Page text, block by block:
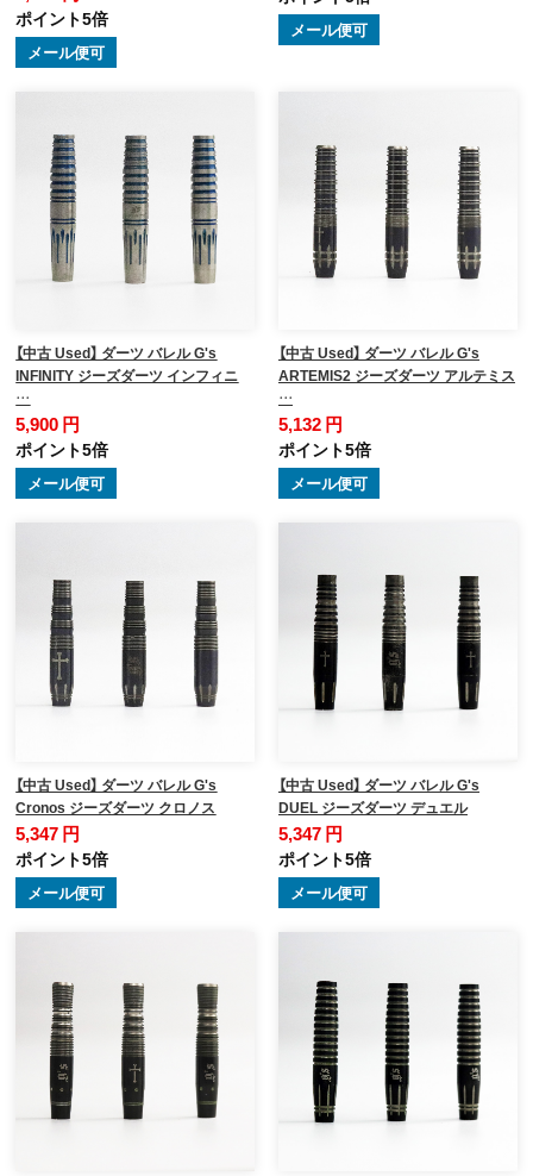
ポイント5倍
メール便可
メール便可
【中古 Used】 ダーツ バレル G's
INFINITY ジーズダーツ インフィニ
…
5,900 円
ポイント5倍
メール便可
【中古 Used】 ダーツ バレル G's
ARTEMIS2 ジーズダーツ アルテミス
…
5,132 円
ポイント5倍
メール便可
【中古 Used】 ダーツ バレル G's
Cronos ジーズダーツ クロノス
5,347 円
ポイント5倍
メール便可
【中古 Used】 ダーツ バレル G's
DUEL ジーズダーツ デュエル
5,347 円
ポイント5倍
メール便可